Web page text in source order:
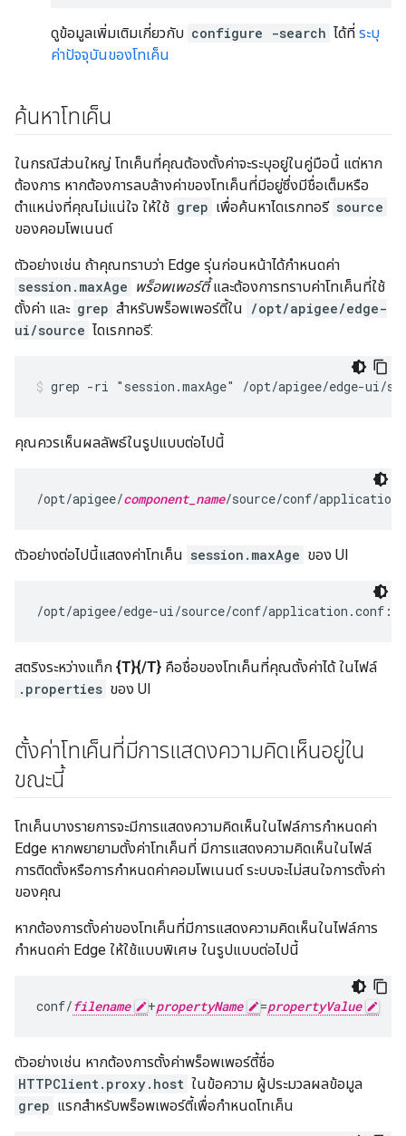
ดูข้อมูลเพิ่มเติมเกี่ยวกับ configure -search ได้ที่ ระบุ
ค่าปัจจุบันของโทเค็น
ค้นหาโทเค็น
ในกรณีส่วนใหญ่ โทเค็นที่คุณต้องตั้งค่าจะระบุอยู่ในคู่มือนี้ แต่หาก
ต้องการ หากต้องการลบล้างค่าของโทเค็นที่มีอยู่ซึ่งมีชื่อเต็มหรือ
ตำแหน่งที่คุณไม่แน่ใจ ให้ใช้ grep เพื่อค้นหาไดเรกทอรี source
ของคอมโพเนนต์
ตัวอย่างเช่น ถ้าคุณทราบว่า Edge รุ่นก่อนหน้าได้กำหนดค่า
session.maxAge พร็อพเพอร์ตี้และต้องการทราบค่าโทเค็นที่ใช้
ตั้งค่า และ grep สำหรับพร็อพเพอร์ตี้ใน /opt/apigee/edge-
ui/source ไดเรกทอรี:
grep -ri "session.maxAge" /opt/apigee/edge-ui/
คุณควรเห็นผลลัพธ์ในรูปแบบต่อไปนี้
/opt/apigee/component_name/source/conf/
ตัวอย่างต่อไปนี้แสดงค่าโทเค็น session.maxAge ของ UI
/opt/apigee/edge-ui/source/conf/
สตริงระหว่างแท็ก {T}{/T} คือชื่อของโทเค็นที่คุณตั้งค่าได้ ในไฟล์
.properties ของ UI
ตั้งค่าโทเค็นที่มีการแสดงความคิดเห็นอยู่ใน
ขณะนี้
โทเค็นบางรายการจะมีการแสดงความคิดเห็นในไฟล์การกำหนดค่า
Edge หากพยายามตั้งค่าโทเค็นที่ มีการแสดงความคิดเห็นในไฟล์
การติดตั้งหรือการกำหนดค่าคอมโพเนนต์ ระบบจะไม่สนใจการตั้งค่า
ของคุณ
หากต้องการตั้งค่าของโทเค็นที่มีการแสดงความคิดเห็นในไฟล์การ
กำหนดค่า Edge ให้ใช้แบบพิเศษ ในรูปแบบต่อไปนี้
conf/filename +propertyName =propertyValue
ตัวอย่างเช่น หากต้องการตั้งค่าพร็อพเพอร์ตี้ชื่อ
HTTPClient.proxy.host ในข้อความ ผู้ประมวลผลข้อมูล
grep แรกสำหรับพร็อพเพอร์ตี้เพื่อกำหนดโทเค็น